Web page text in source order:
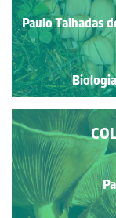
Paulo Talhadas
Biologia
Paulo Talhadas